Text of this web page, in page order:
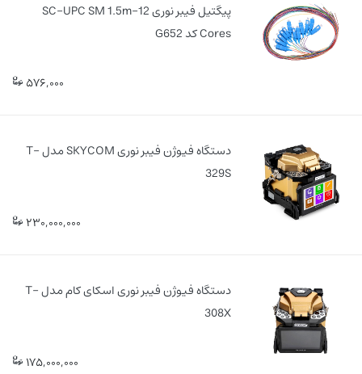
پیگتیل فیبر نوری SC-UPC SM 1.5m-12
Cores کد G652
576,000
دستگاه فیوژن فیبر نوری SKYCOM مدل T-
329S
230,000,000
دستگاه فیوژن فیبر نوری اسکای کام مدل T-
308X
175,000,000